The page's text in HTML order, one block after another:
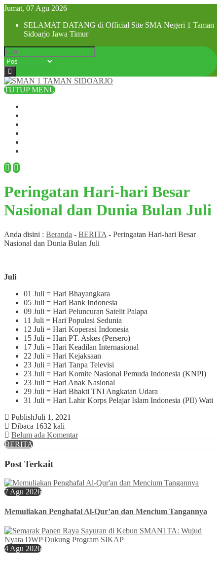
Jumat, 07 Agu 2026
SELAMAT DATANG di Official Site SMA Negeri 1 Taman
Sidoarjo Jawa Timur
TUTUP MENU
Peringatan Hari-hari Besar
Nasional dan Dunia Bulan Juli
Anda disini : Beranda - BERITA - Peringatan Hari-hari Besar
Nasional dan Dunia Bulan Juli
Juli
01 Juli = Hari Bhayangkara
05 Juli = Hari Bank Indonesia
09 Juli = Hari Peluncuran Satelit Palapa
11 Juli = Hari Populasi Sedunia
12 Juli = Hari Koperasi Indonesia
15 Juli = Hari PT. Askes (Persero)
17 Juli = Hari Keadilan Internasional
22 Juli = Hari Kejaksaan
23 Juli = Hari Tanpa Televisi
23 Juli = Hari Komite Nasional Pemuda Indonesia (KNPI)
23 Juli = Hari Anak Nasional
29 Juli = Hari Bhakti TNI Angkatan Udara
31 Juli = Hari Lahir Korps Pelajar Islam Indonesia (PII) Wati
PublishJuli 1, 2021
Dibaca 1632 kali
Belum ada Komentar
BERITA
Post Terkait
7 Agu 2026
Memuliakan Penghafal Al-Qur’an dan Mencium Tangannya
4 Agu 2026